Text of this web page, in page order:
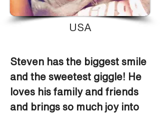
USA
Steven has the biggest smile
and the sweetest giggle! He
loves his family and friends
and brings so much joy into